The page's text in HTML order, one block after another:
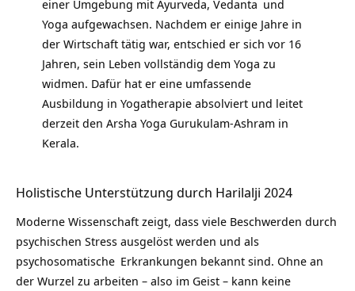
einer Umgebung mit Ayurveda, Vedanta und
Yoga aufgewachsen. Nachdem er einige Jahre in
der Wirtschaft tätig war, entschied er sich vor 16
Jahren, sein Leben vollständig dem Yoga zu
widmen. Dafür hat er eine umfassende
Ausbildung in Yogatherapie absolviert und leitet
derzeit den Arsha Yoga Gurukulam-Ashram in
Kerala.
Holistische Unterstützung durch Harilalji 2024
Moderne Wissenschaft zeigt, dass viele Beschwerden durch
psychischen Stress ausgelöst werden und als
psychosomatische Erkrankungen bekannt sind. Ohne an
der Wurzel zu arbeiten – also im Geist – kann keine